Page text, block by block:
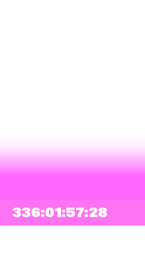
336:01:57:27